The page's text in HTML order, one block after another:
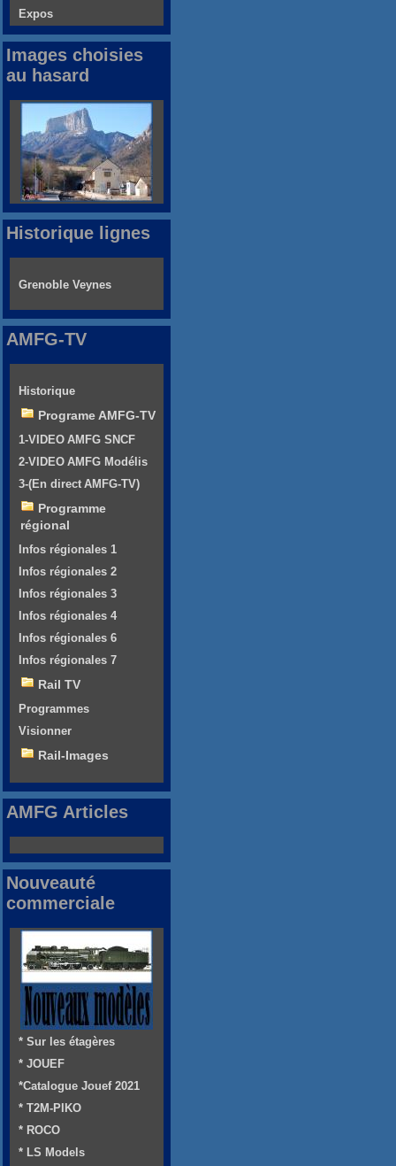
Expos
Images choisies
au hasard
Historique lignes
Grenoble Veynes
AMFG-TV
Historique
Programe AMFG-TV
1-VIDEO AMFG SNCF
2-VIDEO AMFG Modélis
3-(En direct AMFG-TV)
Programme
régional
Infos régionales 1
Infos régionales 2
Infos régionales 3
Infos régionales 4
Infos régionales 6
Infos régionales 7
Rail TV
Programmes
Visionner
Rail-Images
AMFG Articles
Nouveauté
commerciale
* Sur les étagères
* JOUEF
*Catalogue Jouef 2021
* T2M-PIKO
* ROCO
* LS Models